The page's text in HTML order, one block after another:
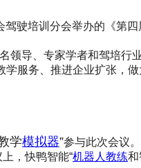
驶培训分会举办的《第
领导、专家学者和驾培
服务、推进企业扩张，做
学模拟器”参与此次会议。
，快鸭智能“机器人教练和